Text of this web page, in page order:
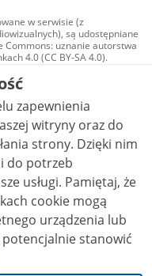
w serwisie (z
są udostępniane
Commons: uznanie autorstwa
4.0 (CC BY-SA 4.0).
w tym zdjęcia, materiały
na licencji typu
autorstwa użycie
zależnych 4.0 (CC BY-
to stwierdzone inaczej.
zapewnienia
witryny oraz do
Dzięki nim
do potrzeb
Pamiętaj, że
cookie mogą
urządzenia lub
stanowić